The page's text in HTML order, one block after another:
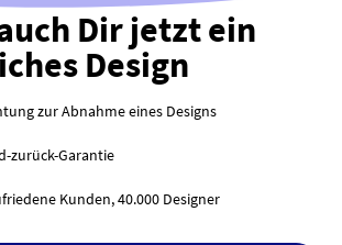
Dir jetzt ein
Design
zur Abnahme eines Designs
zurück-Garantie
Kunden, 40.000 Designer